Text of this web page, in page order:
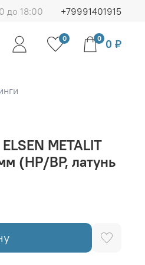
до 18:00 +79991401915
0 0 0 ₽
METALIT
(НР/ВР, латунь